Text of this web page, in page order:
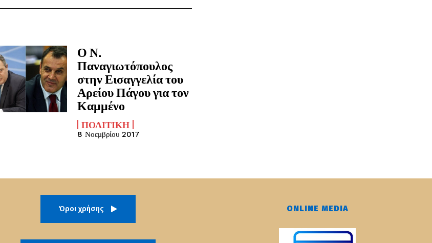
Ο Ν.
Παναγιωτόπουλος
στην Εισαγγελία του
Αρείου Πάγου για τον
Καμμένο
ΠΟΛΙΤΙΚΉ
8 Νοεμβρίου 2017
Όροι χρήσης ONLINE MEDIA